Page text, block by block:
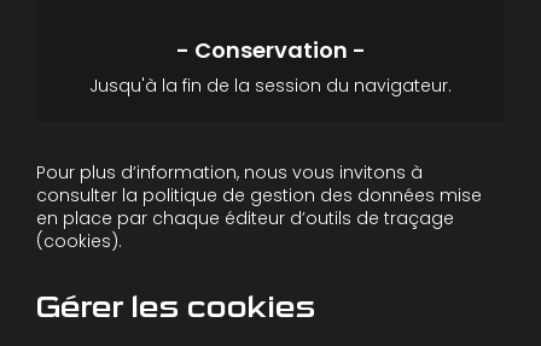
Jusqu'à la fin de la session du navigateur.
Pour plus d’information, nous vous invitons à
consulter la politique de gestion des données mise
en place par chaque éditeur d’outils de traçage
(cookies).
Gérer les cookies